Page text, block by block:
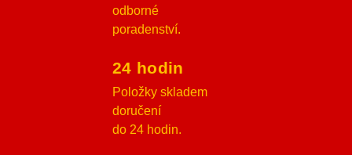
odborné
poradenství.
24 hodin
Položky skladem
doručení
do 24 hodin.